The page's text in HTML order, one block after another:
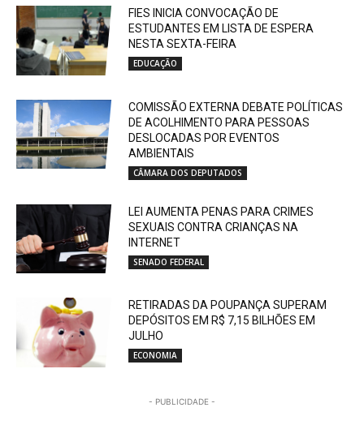
FIES INICIA CONVOCAÇÃO DE
ESTUDANTES EM LISTA DE ESPERA
NESTA SEXTA-FEIRA
EDUCAÇÃO
COMISSÃO EXTERNA DEBATE POLÍTICAS
DE ACOLHIMENTO PARA PESSOAS
DESLOCADAS POR EVENTOS
AMBIENTAIS
CÂMARA DOS DEPUTADOS
LEI AUMENTA PENAS PARA CRIMES
SEXUAIS CONTRA CRIANÇAS NA
INTERNET
SENADO FEDERAL
RETIRADAS DA POUPANÇA SUPERAM
DEPÓSITOS EM R$ 7,15 BILHÕES EM
JULHO
ECONOMIA
- PUBLICIDADE -